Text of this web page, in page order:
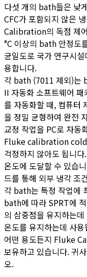
다섯 개의 bath들은 낮
CFC가 포함되지 않은
Calibration의 독점 제
°C 이상의 bath 안정도
균일도로 국가 연구시
용합니다.
각 bath (7011 제외)는
II 자동화 소프트웨어
를 자동화할 때, 컴퓨터
을 정밀 균형하여 완전
교정 작업을 PC로 자동
Fluke calibration cold
걱정하지 않아도 됩니
온도에 도달할 수 있습
드를 통해 외부 냉각 조
각 bath는 특정 작업에
bath에 따라 SPRT에
의 삼중점을 유지하는
온도를 유지하는데 사
어떤 용도든지 Fluke
보유하고 있습니다. 귀
오.